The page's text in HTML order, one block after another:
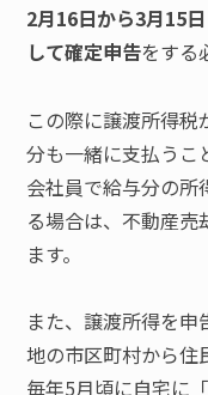
2月16日から3月15
して確定申告をする
この際に譲渡所得
分も一緒に支払うこ
会社員で給与分の所
る場合は、不動産売
ます。
また、譲渡所得を
地の市区町村から住
毎年5月頃に自宅に